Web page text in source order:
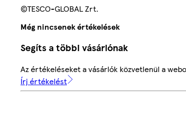
©TESCO-GLOBAL Zrt.
Még nincsenek értékelések
Segíts a többi vásárlónak
Az értékeléseket a vásárlók közvetlenül a
Írj értékelést